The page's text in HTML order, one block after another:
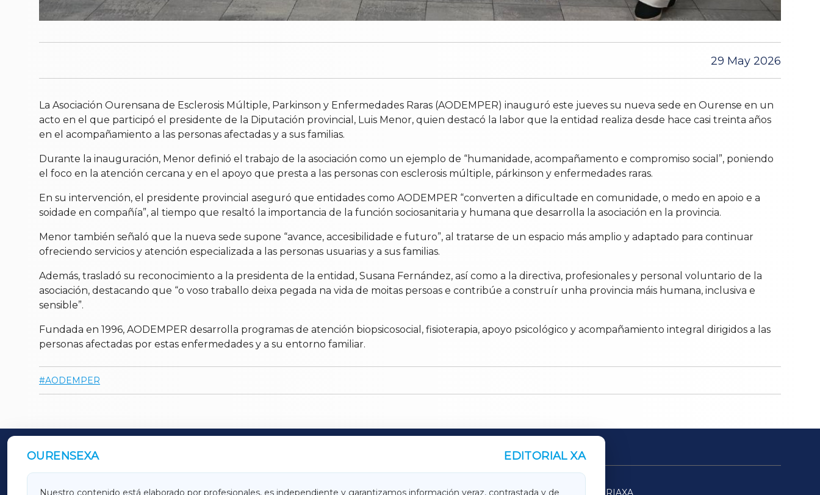
29 May 2026
La Asociación Ourensana de Esclerosis Múltiple, Parkinson y Enfermedades Raras (AODEMPER) inauguró este jueves su nueva sede en Ourense en un
acto en el que participó el presidente de la Diputación provincial, Luis Menor, quien destacó la labor que la entidad realiza desde hace casi treinta años
en el acompañamiento a las personas afectadas y a sus familias.
Durante la inauguración, Menor definió el trabajo de la asociación como un ejemplo de “humanidade, acompañamento e compromiso social”, poniendo
el foco en la atención cercana y en el apoyo que presta a las personas con esclerosis múltiple, párkinson y enfermedades raras.
En su intervención, el presidente provincial aseguró que entidades como AODEMPER “converten a dificultade en comunidade, o medo en apoio e a
soidade en compañía”, al tiempo que resaltó la importancia de la función sociosanitaria y humana que desarrolla la asociación en la provincia.
Menor también señaló que la nueva sede supone “avance, accesibilidade e futuro”, al tratarse de un espacio más amplio y adaptado para continuar
ofreciendo servicios y atención especializada a las personas usuarias y a sus familias.
Además, trasladó su reconocimiento a la presidenta de la entidad, Susana Fernández, así como a la directiva, profesionales y personal voluntario de la
asociación, destacando que “o voso traballo deixa pegada na vida de moitas persoas e contribúe a construír unha provincia máis humana, inclusiva e
sensible”.
Fundada en 1996, AODEMPER desarrolla programas de atención biopsicosocial, fisioterapia, apoyo psicológico y acompañamiento integral dirigidos a las
personas afectadas por estas enfermedades y a su entorno familiar.
AODEMPER
OURENSEXA EDITORIAL XA
OUTROS PERIÓDICOS
GALICIAXA LUGOXA TERRACHAXA SARRIAXA